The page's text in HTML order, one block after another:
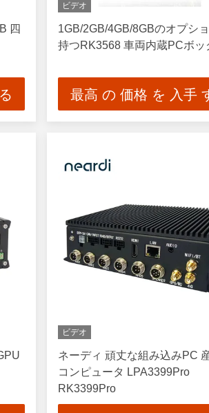
四
ビデオ
1GB/2GB/4GB/8GBのオプシ
持つRK3568 車両内蔵PCボッ
最高 の 価格 を 入手
ビデオ
ネーディ 頑丈な組み込みPC
コンピュータ LPA3399Pro
RK3399Pro